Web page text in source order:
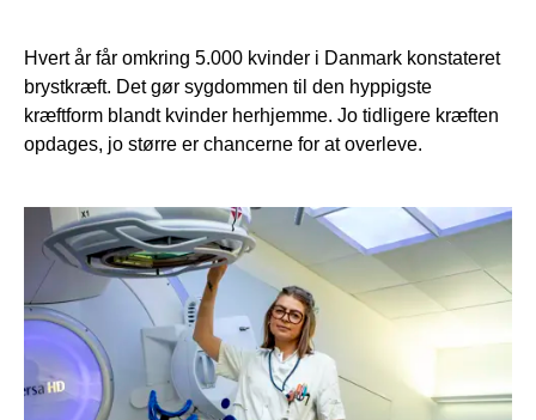
Hvert år får omkring 5.000 kvinder i Danmark konstateret
brystkræft. Det gør sygdommen til den hyppigste
kræftform blandt kvinder herhjemme. Jo tidligere kræften
opdages, jo større er chancerne for at overleve.